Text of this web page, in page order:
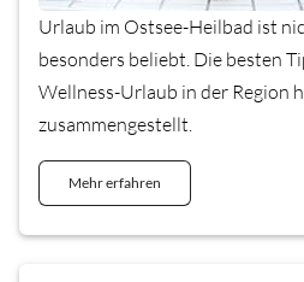
Urlaub im Ostsee-Heilbad ist
besonders beliebt. Die besten
Wellness-Urlaub in der Region
zusammengestellt.
Mehr erfahren